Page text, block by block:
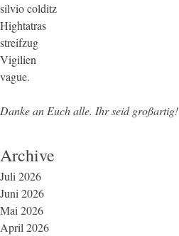
silvio colditz
Hightatras
streifzug
Vigilien
vague.
Danke an Euch alle. Ihr seid großartig!
Archive
Juli 2026
Juni 2026
Mai 2026
April 2026